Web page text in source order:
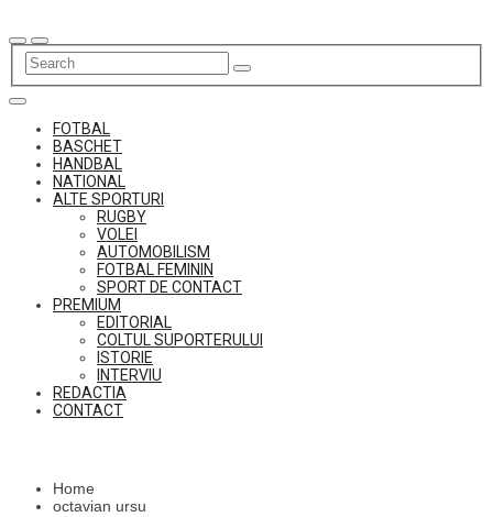
to
content
FOTBAL
BASCHET
HANDBAL
NATIONAL
ALTE SPORTURI
RUGBY
VOLEI
AUTOMOBILISM
FOTBAL FEMININ
SPORT DE CONTACT
PREMIUM
EDITORIAL
COLTUL SUPORTERULUI
ISTORIE
INTERVIU
REDACTIA
CONTACT
Home
octavian ursu